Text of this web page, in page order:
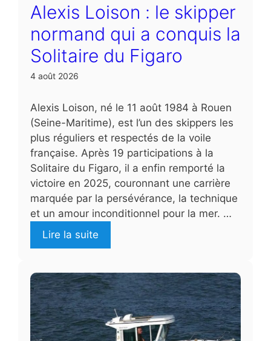
Alexis Loison : le skipper
normand qui a conquis la
Solitaire du Figaro
4 août 2026
Alexis Loison, né le 11 août 1984 à Rouen
(Seine-Maritime), est l’un des skippers les
plus réguliers et respectés de la voile
française. Après 19 participations à la
Solitaire du Figaro, il a enfin remporté la
victoire en 2025, couronnant une carrière
marquée par la persévérance, la technique
et un amour inconditionnel pour la mer. …
Lire la suite